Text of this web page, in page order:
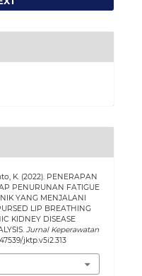
K. (2022). PENERAPAN
PENURUNAN FATIGUE
YANG MENJALANI
LIP BREATHING
KIDNEY DISEASE
Jurnal Keperawatan
jktp.v5i2.313